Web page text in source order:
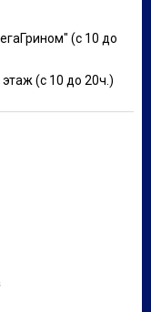
(с 10 до
(с 10 до 20ч.)